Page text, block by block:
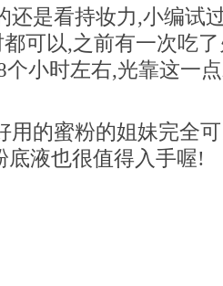
还是看持妆力,小编试
可以,之前有一次吃
个小时左右,光靠这一
用的蜜粉的姐妹完全
底液也很值得入手喔!